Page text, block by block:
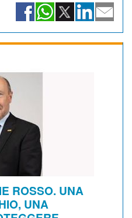
ROSSO. UNA
UNA